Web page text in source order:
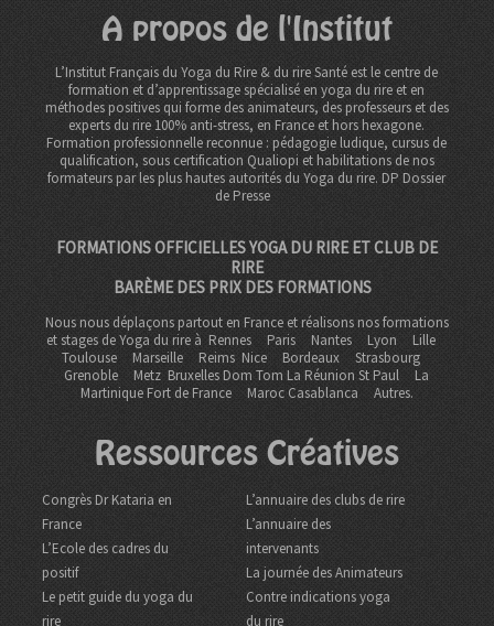
A propos de l'Institut
L’Institut Français du Yoga du Rire & du rire Santé est le centre de
formation et d’apprentissage spécialisé en yoga du rire et en
méthodes positives qui forme des animateurs, des professeurs et des
experts du rire 100% anti-stress, en France et hors hexagone.
Formation professionnelle reconnue : pédagogie ludique, cursus de
qualification, sous certification Qualiopi et habilitations de nos
formateurs par les plus hautes autorités du Yoga du rire. DPDossier
de Presse
FORMATIONS OFFICIELLES YOGA DU RIRE ET CLUB DE
RIRE
BARÈME DES PRIX DES FORMATIONS
Nous nous déplaçons partout en France et réalisons nos formations
et stages de Yoga du rire à Rennes Paris Nantes Lyon
Lille
Toulouse
Marseille Reims Nice Bordeaux
Strasbourg
Grenoble
Metz Bruxelles Dom TomLa Réunion St Paul
La
Martinique Fort de France
Maroc Casablanca Autres.
Ressources Créatives
Congrès Dr Kataria en
France
L’Ecole des cadres du
positif
Le petit guide du yoga du
rire
L’annuaire des clubs de rire
L’annuaire des
intervenants
La journée des Animateurs
Contre indications yoga
du rire